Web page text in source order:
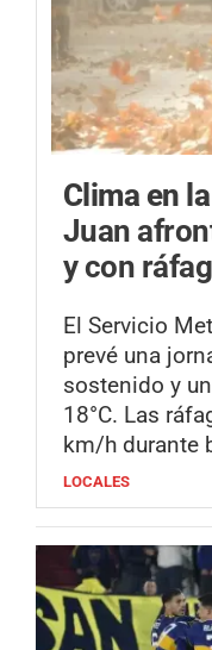
Clima en
Juan
y con
El Servicio
prevé una
sostenido y
18°C. Las
km/h durante
LOCALES